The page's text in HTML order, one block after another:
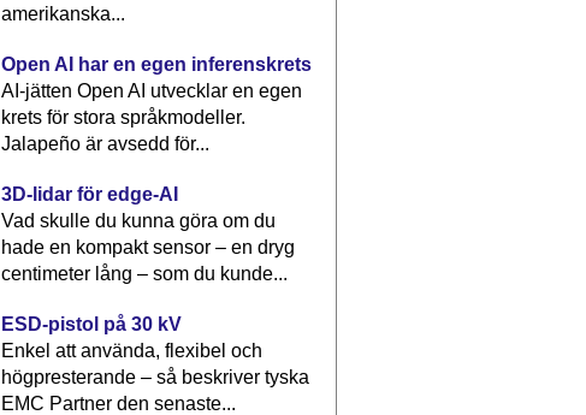
amerikanska...
Open AI har en egen inferenskrets
AI-jätten Open AI utvecklar en egen
krets för stora språkmodeller.
Jalapeño är avsedd för...
3D-lidar för edge-AI
Vad skulle du kunna göra om du
hade en kompakt sensor – en dryg
centimeter lång – som du kunde...
ESD-pistol på 30 kV
Enkel att använda, flexibel och
högpresterande – så beskriver tyska
EMC Partner den senaste...